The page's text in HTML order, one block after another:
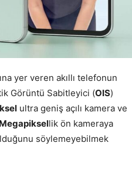
yer veren akıllı telefonun
Görüntü Sabitleyici (OIS)
ultra geniş açılı kamera ve
lik ön kameraya
söylemeyebilmek